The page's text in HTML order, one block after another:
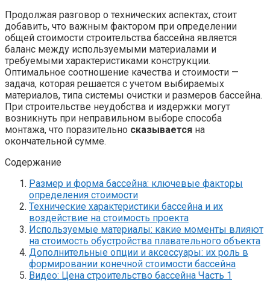
Продолжая разговор о технических аспектах, стоит
добавить, что важным фактором при определении
общей стоимости строительства бассейна является
баланс между используемыми материалами и
требуемыми характеристиками конструкции.
Оптимальное соотношение качества и стоимости —
задача, которая решается с учетом выбираемых
материалов, типа системы очистки и размеров бассейна.
При строительстве неудобства и издержки могут
возникнуть при неправильном выборе способа
монтажа, что поразительно сказывается на
окончательной сумме.
Содержание
Размер и форма бассейна: ключевые факторы
определения стоимости
Технические характеристики бассейна и их
воздействие на стоимость проекта
Используемые материалы: какие моменты влияют
на стоимость обустройства плавательного объекта
Дополнительные опции и аксессуары: их роль в
формировании конечной стоимости бассейна
Видео: Цена строительство бассейна Часть 1